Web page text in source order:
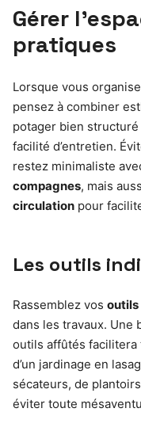
Gérer
pratiques
Lorsque vous
pensez à combiner
potager bien
facilité d’entretien.
restez minimaliste
compagnes, mais
circulation pour
Les outils
Rassemblez vos outils
dans les travaux. Une
outils affûtés
d’un jardinage en
sécateurs, de
éviter toute